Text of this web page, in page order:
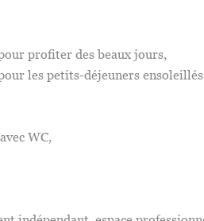
profiter des beaux jours,
les petits-déjeuners
WC,